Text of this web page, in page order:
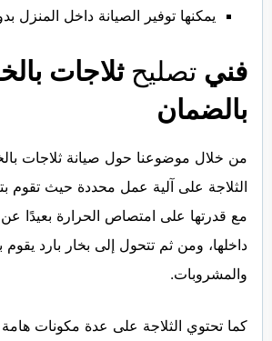
يمكنها توفير الصيانة داخل المنزل
فني تصليح ثلاجات
بالضمان
من خلال موضوعنا حول صيانة ثلاجات
الثلاجة على آلية عمل محددة حيث تقوم
مع قدرتها على امتصاص الحرارة بعيدًا عن
داخلها، ومن ثم تتحول إلى بخار بارد يقوم
والمشروبات.
كما تحتوي الثلاجة على عدة مكونات